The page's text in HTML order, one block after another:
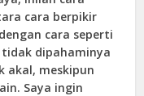
cara berpikir
cara seperti
dipahaminya
akal, meskipun
Saya ingin